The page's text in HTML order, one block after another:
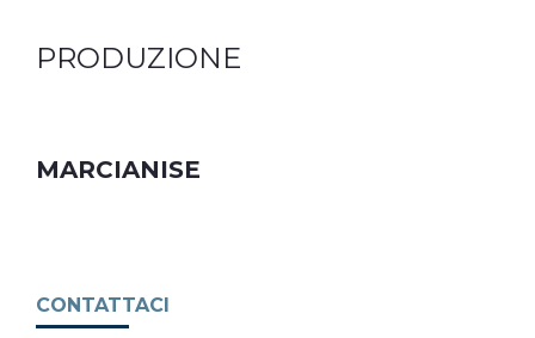
PRODUZIONE
MARCIANISE
CONTATTACI